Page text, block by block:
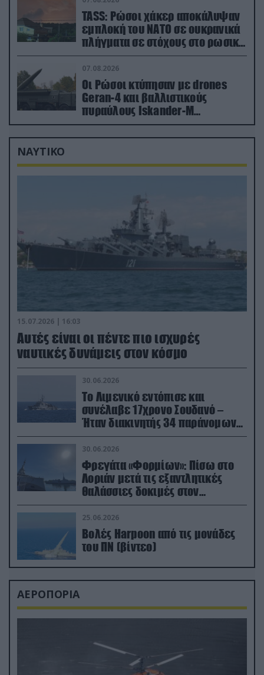
TASS: Ρώσοι χάκερ αποκάλυψαν
εμπλοκή του ΝΑΤΟ σε ουκρανικά
πλήγματα σε στόχους στο ρωσικό
έδαφος!
07.08.2026
Οι Ρώσοι κτύπησαν με drones
Geran-4 και βαλλιστικούς
πυραύλους Iskander-M
ουκρανικό τρένο με στρατιωτικό
εξοπλισμό
ΝΑΥΤΙΚΟ
15.07.2026 | 16:03
Aυτές είναι οι πέντε πιο ισχυρές
ναυτικές δυνάμεις στον κόσμο
30.06.2026
Το Λιμενικό εντόπισε και
συνέλαβε 17χρονο Σουδανό –
Ήταν διακινητής 34 παράνομων
μεταναστών
30.06.2026
Φρεγάτα «Φορμίων»: Πίσω στο
Λοριάν μετά τις εξαντλητικές
θαλάσσιες δοκιμές στον
απαιτητικό Βισκαϊκό
25.06.2026
Βολές Harpoon από τις μονάδες
του ΠΝ (βίντεο)
ΑΕΡΟΠΟΡΙΑ